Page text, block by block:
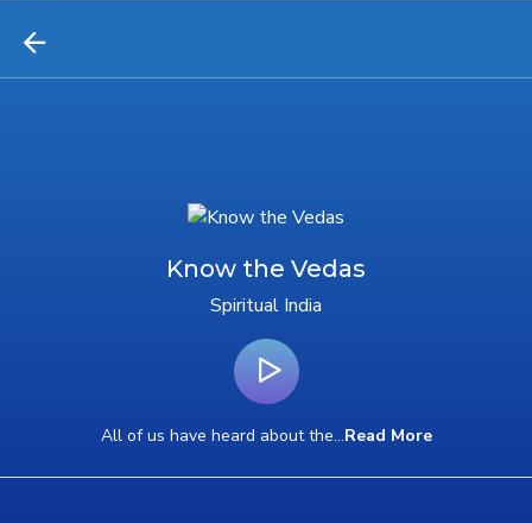
Know the Vedas
Spiritual India
All of us have heard about the...Read More